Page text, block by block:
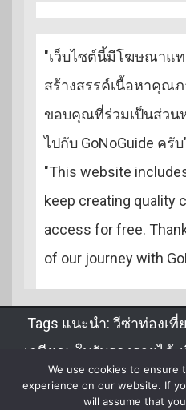
"เว็บไซต์นี้มีโฆษณาแท
สร้างสรรค์เนื้อหาคุณ
ขอบคุณที่ร่วมเป็นส่วน
ไปกับ GoNoGuide ครับ
"This website
keep creating quality
access for free.
of our journey with
Tags แนะนำ: วีซ่าท่องเที่
เกษียณ ใบรับรองรายได้
วีซ่า,DTV ,จดทะเบียนสมร
We use cookies to ensure
experience on our website. If
will assume that